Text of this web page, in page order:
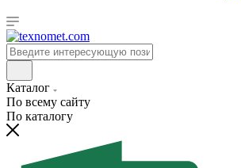
Каталог
По всему сайту
По каталогу